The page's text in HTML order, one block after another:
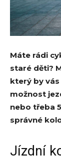
Máte rádi
staré děti?
který by
možnost
nebo třeba
správné
Jízdní